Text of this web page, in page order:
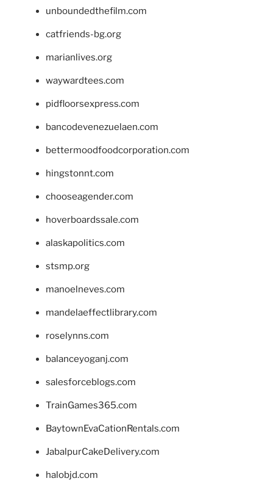
unboundedthefilm.com
catfriends-bg.org
marianlives.org
waywardtees.com
pidfloorsexpress.com
bancodevenezuelaen.com
bettermoodfoodcorporation.com
hingstonnt.com
chooseagender.com
hoverboardssale.com
alaskapolitics.com
stsmp.org
manoelneves.com
mandelaeffectlibrary.com
roselynns.com
balanceyoganj.com
salesforceblogs.com
TrainGames365.com
BaytownEvaCationRentals.com
JabalpurCakeDelivery.com
halobjd.com